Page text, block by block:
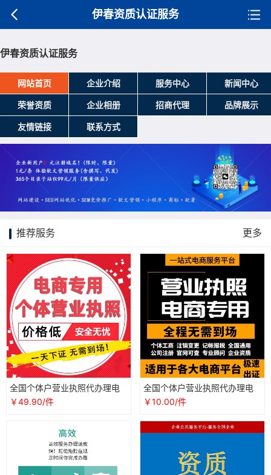
伊春资质认证服务
伊春资质认证服务
网站首页 企业介绍 服务中心 新闻中心
荣誉资质 企业相册 招商代理 品牌展示
友情链接 联系方式
推荐服务 更多
全国个体户营业执照代办理电
商认证个人公司工商注册抖音
企业海南
￥49.90/件
全国个体户营业执照代办理电
商认证公司工商注册抖音企业
店铺注销
￥10.00/件